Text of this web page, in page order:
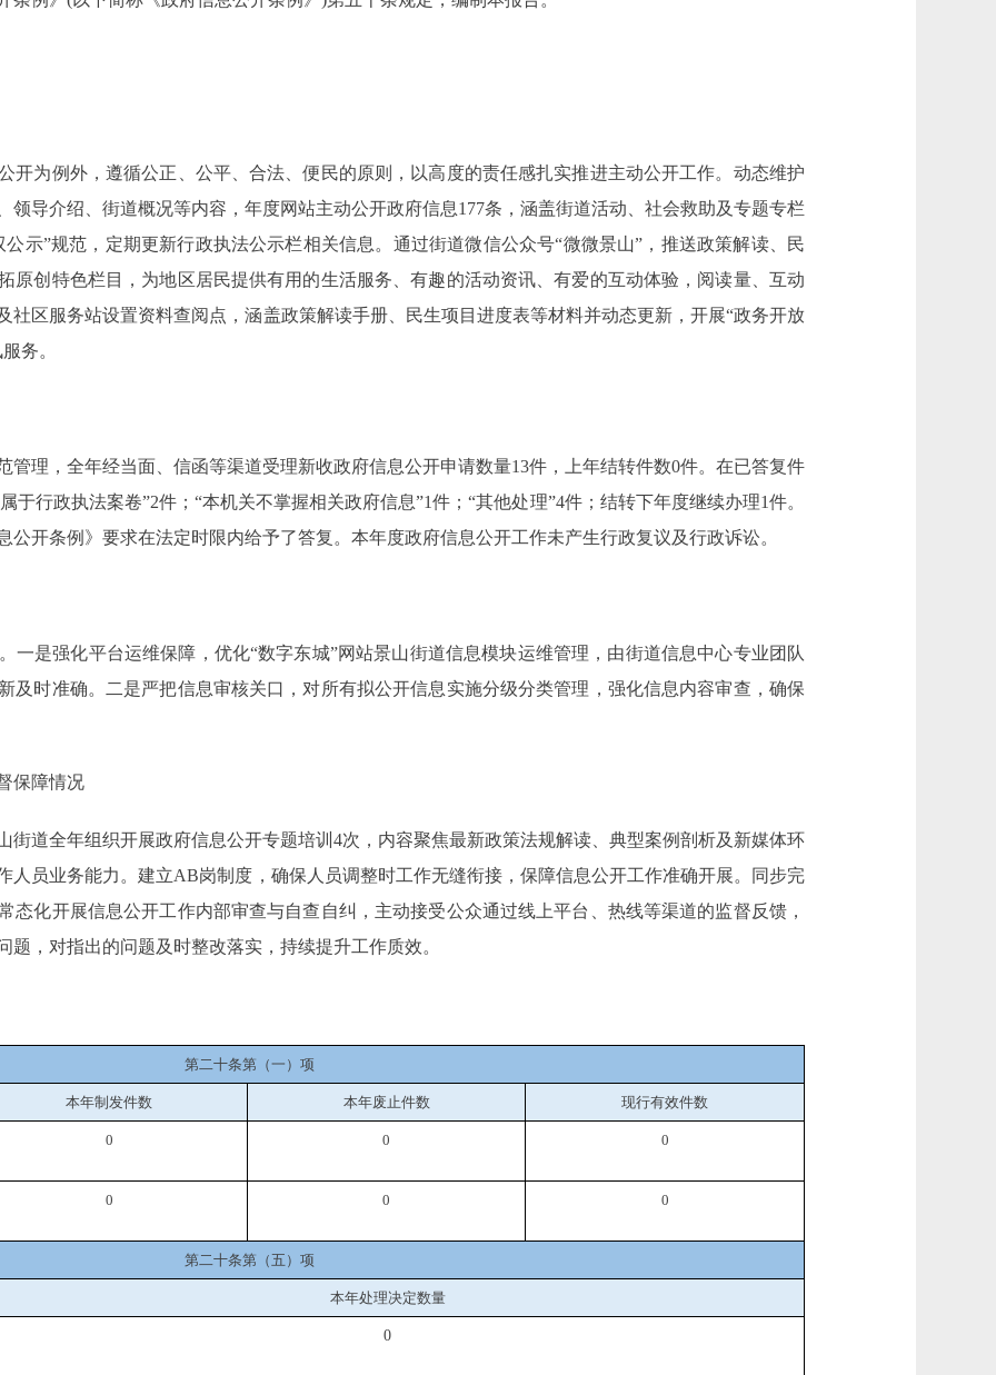
例外，遵循公正、公平、合法、便民的原则，以高度的责任感扎实推进主动公开工作。动态维护
领导介绍、街道概况等内容，年度网站主动公开政府信息177条，涵盖街道活动、社会救助及专题专栏
示”规范，定期更新行政执法公示栏相关信息。通过街道微信公众号“微微景山”，推送政策解读、民
原创特色栏目，为地区居民提供有用的生活服务、有趣的活动资讯、有爱的互动体验，阅读量、互动
社区服务站设置资料查阅点，涵盖政策解读手册、民生项目进度表等材料并动态更新，开展“政务开放
务。
，全年经当面、信函等渠道受理新收政府信息公开申请数量13件，上年结转件数0件。在已答复件
于行政执法案卷”2件；“本机关不掌握相关政府信息”1件；“其他处理”4件；结转下年度继续办理1件。
开条例》要求在法定时限内给予了答复。本年度政府信息公开工作未产生行政复议及行政诉讼。
强化平台运维保障，优化“数字东城”网站景山街道信息模块运维管理，由街道信息中心专业团队
及时准确。二是严把信息审核关口，对所有拟公开信息实施分级分类管理，强化信息内容审查，确保
保障情况
全年组织开展政府信息公开专题培训4次，内容聚焦最新政策法规解读、典型案例剖析及新媒体环
人员业务能力。建立AB岗制度，确保人员调整时工作无缝衔接，保障信息公开工作准确开展。同步完
态化开展信息公开工作内部审查与自查自纠，主动接受公众通过线上平台、热线等渠道的监督反馈，
，对指出的问题及时整改落实，持续提升工作质效。
第二十条第（一）项
本年制发件数 本年废止件数 现行有效件数
0 0 0
0 0 0
第二十条第（五）项
本年处理决定数量
0